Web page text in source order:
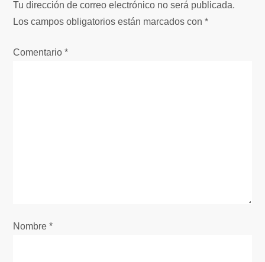
a
c
e
Tu dirección de correo electrónico no será publicada.
Los campos obligatorios están marcados con*
Comentario*
Nombre*